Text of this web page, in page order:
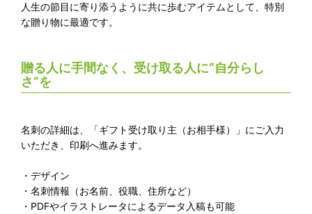
人生の節目に寄り添うように共に歩むアイテムとして、特別
な贈り物に最適です。
贈る人に手間なく、受け取る人に“自分らし
さ”を
名刺の詳細は、「ギフト受け取り主（お相手様）」にご入力
いただき、印刷へ進みます。
・デザイン
・名刺情報（お名前、役職、住所など）
・PDFやイラストレータによるデータ入稿も可能